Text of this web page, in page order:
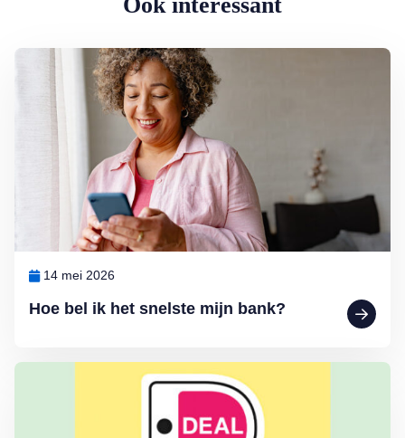
Hoe bel ik het snelste mijn bank?
14 mei 2026
Lees meer over Hoe bel ik het snelste mijn bank?
Lees meer over Wat moeten we nou weer met Wero…?